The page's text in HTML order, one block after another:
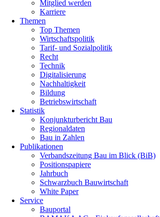
Mitglied werden
Karriere
Themen
Top Themen
Wirtschaftspolitik
Tarif- und Sozialpolitik
Recht
Technik
Digitalisierung
Nachhaltigkeit
Bildung
Betriebswirtschaft
Statistik
Konjunkturbericht Bau
Regionaldaten
Bau in Zahlen
Publikationen
Verbandszeitung Bau im Blick (BiB)
Positionspapiere
Jahrbuch
Schwarzbuch Bauwirtschaft
White Paper
Service
Bauportal